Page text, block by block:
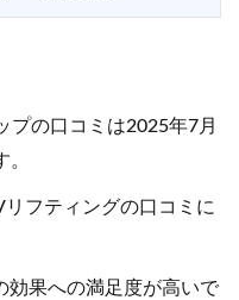
プの口コミは2025年7月
フティングの口コミに
効果への満足度が高いで